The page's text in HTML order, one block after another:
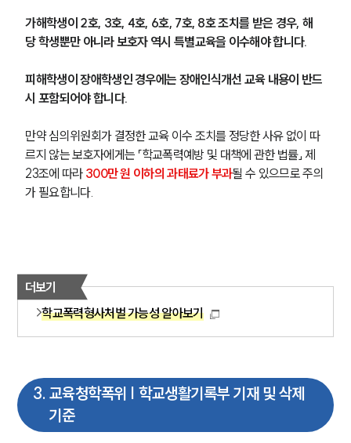
가해학생이 2호, 3호, 4호, 6호, 7호, 8호 조치를 받은 경우, 해
당 학생뿐만 아니라 보호자 역시 특별교육을 이수해야 합니다.
피해학생이 장애학생인 경우에는 장애인식개선 교육 내용이 반드
시 포함되어야 합니다.
만약 심의위원회가 결정한 교육 이수 조치를 정당한 사유 없이 따
르지 않는 보호자에게는 「학교폭력예방 및 대책에 관한 법률」 제
23조에 따라 300만 원 이하의 과태료가 부과될 수 있으므로 주의
가 필요합니다.
더보기
학교폭력형사처벌 가능성 알아보기
3. 교육청학폭위 | 학교생활기록부 기재 및 삭제
기준